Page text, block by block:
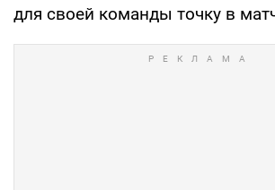
для своей команды точку в